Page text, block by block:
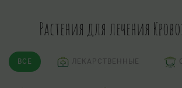
Растения для лечения
ВСЕ ЛЕКАРСТВЕННЫЕ